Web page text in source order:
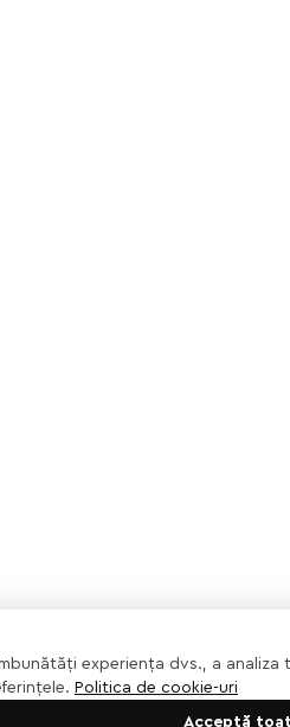
experiența dvs., a
Politica de cookie-uri
Acceptă